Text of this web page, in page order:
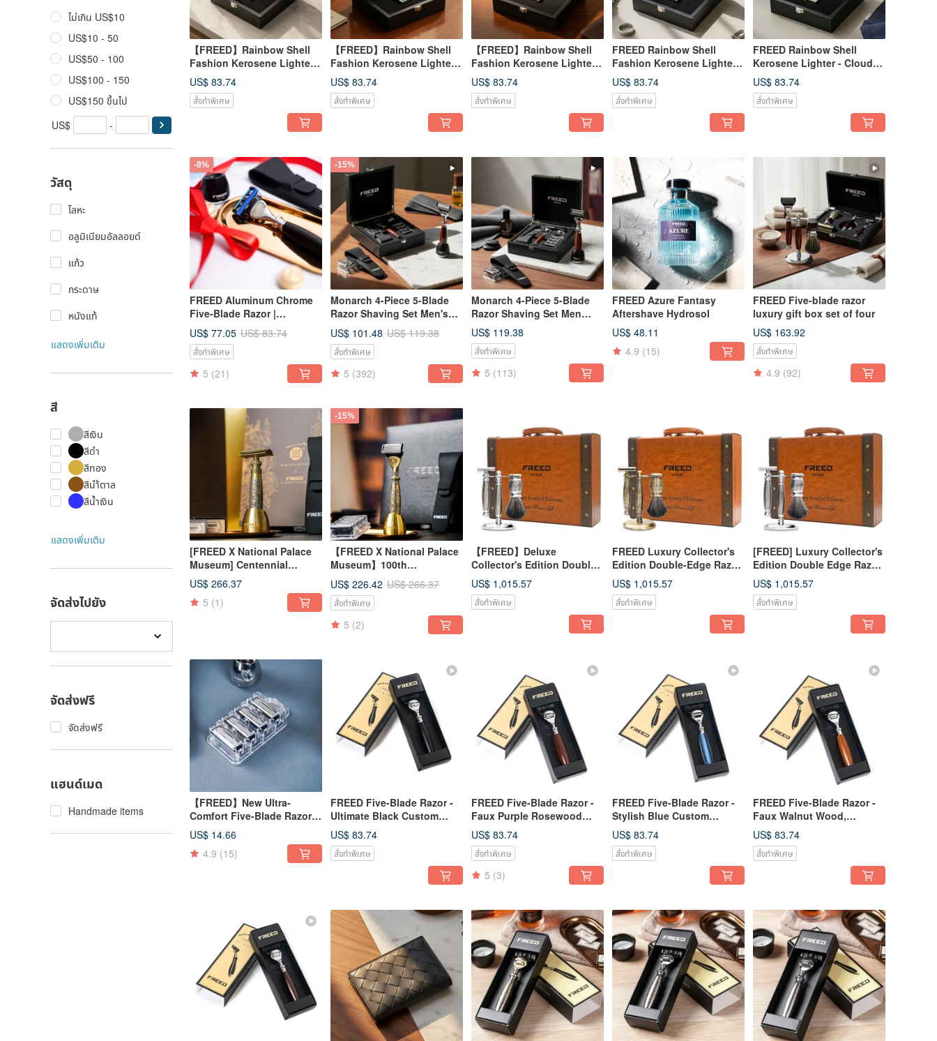
ไม่เกิน US$10
US$10 - 50
US$50 - 100
US$100 - 150
US$150 ขึ้นไป
US$
-
วัสดุ
โลหะ
อลูมิเนียมอัลลอยด์
แก้ว
กระดาษ
หนังแท้
แสดงเพิ่มเติม
สี
สีเงิน
สีดำ
สีทอง
สีนำ้ตาล
สีน้ำเงิน
แสดงเพิ่มเติม
จัดส่งไปยัง
จัดส่งฟรี
จัดส่งฟรี
แฮนด์เมด
Handmade items
【FREED】Rainbow Shell
Fashion Kerosene Lighter -
Misty Blue Shell (Gold)
Custom Engraving
US$ 83.74
สั่งทำพิเศษ
【FREED】Rainbow Shell
Fashion Kerosene Lighter -
Deep Blue Iridescent (Gold)
Custom Engraving
US$ 83.74
สั่งทำพิเศษ
【FREED】Rainbow Shell
Fashion Kerosene Lighter -
Iridescent Shell (Silver)
Custom Engraving
US$ 83.74
สั่งทำพิเศษ
FREED Rainbow Shell
Fashion Kerosene Lighter -
Deep Blue Iridescent Shell
(Silver) Custom Engraving
US$ 83.74
สั่งทำพิเศษ
FREED Rainbow Shell
Kerosene Lighter - Cloud
Blue Shell - Custom
Engraving - Boyfriend Gift
US$ 83.74
สั่งทำพิเศษ
-8%
FREED Aluminum Chrome
Five-Blade Razor |
Personalized Engraving |
Birthday Gift
US$ 77.05 US$ 83.74
สั่งทำพิเศษ
5 (21)
-15%
Monarch 4-Piece 5-Blade
Razor Shaving Set Men's
Safety Razor Grooming Gift
US$ 101.48 US$ 119.38
สั่งทำพิเศษ
5 (392)
Monarch 4-Piece 5-Blade
Razor Shaving Set Men
Safety Razor Grooming Gift
US$ 119.38
สั่งทำพิเศษ
5 (113)
FREED Azure Fantasy
Aftershave Hydrosol
US$ 48.11
4.9 (15)
FREED Five-blade razor
luxury gift box set of four
US$ 163.92
สั่งทำพิเศษ
4.9 (92)
[FREED X National Palace
Museum] Centennial
Limited Edition - Double-
Edge Four-Piece Set
US$ 266.37
5 (1)
-15%
【FREED X National Palace
Museum】100th
Anniversary Limited Edition
4-Piece Shavin
US$ 226.42 US$ 266.37
สั่งทำพิเศษ
5 (2)
【FREED】Deluxe
Collector's Edition Double
Edge Razor Gift Set - Nickel
Plated Engraved
Customizable Engraving
US$ 1,015.57
สั่งทำพิเศษ
FREED Luxury Collector's
Edition Double-Edge Razor
Gift Set - Antique Bronze
Etched Floral Design
Promotion
US$ 1,015.57
สั่งทำพิเศษ
[FREED] Luxury Collector's
Edition Double Edge Razor
Gift Set - Grenade Model
with Custom Engraving
US$ 1,015.57
สั่งทำพิเศษ
【FREED】New Ultra-
Comfort Five-Blade Razor
Refills (4 Pack) / Per Box -
Customizable Engraving for
Gifting
US$ 14.66
4.9 (15)
FREED Five-Blade Razor -
Ultimate Black Custom
Engraving Gift
US$ 83.74
สั่งทำพิเศษ
FREED Five-Blade Razor -
Faux Purple Rosewood
Customizable Engraving
Promotion Gift
US$ 83.74
สั่งทำพิเศษ
5 (3)
FREED Five-Blade Razor -
Stylish Blue Custom
Engraving Gift
Recommendation
US$ 83.74
สั่งทำพิเศษ
FREED Five-Blade Razor -
Faux Walnut Wood,
Custom Engraving, Father's
Day Gift
US$ 83.74
สั่งทำพิเศษ